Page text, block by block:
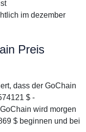
im dezember
Preis
dass der GoChain
$ -
wird morgen
$ beginnen und bei